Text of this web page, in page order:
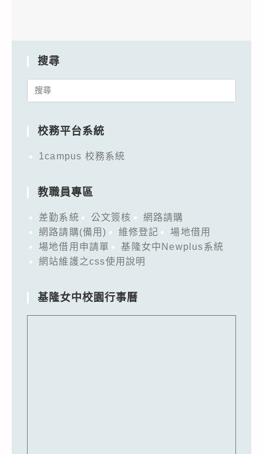
搜尋
Search
校務平台系統
1campus 校務系統
教職員專區
差勤系統 公文簽核
網路請購
網路請購(備用)
維修登記
場地借用
場地借用申請單
基隆女中Newplus系統
網站維護之css使用說明
基隆女中校園行事曆